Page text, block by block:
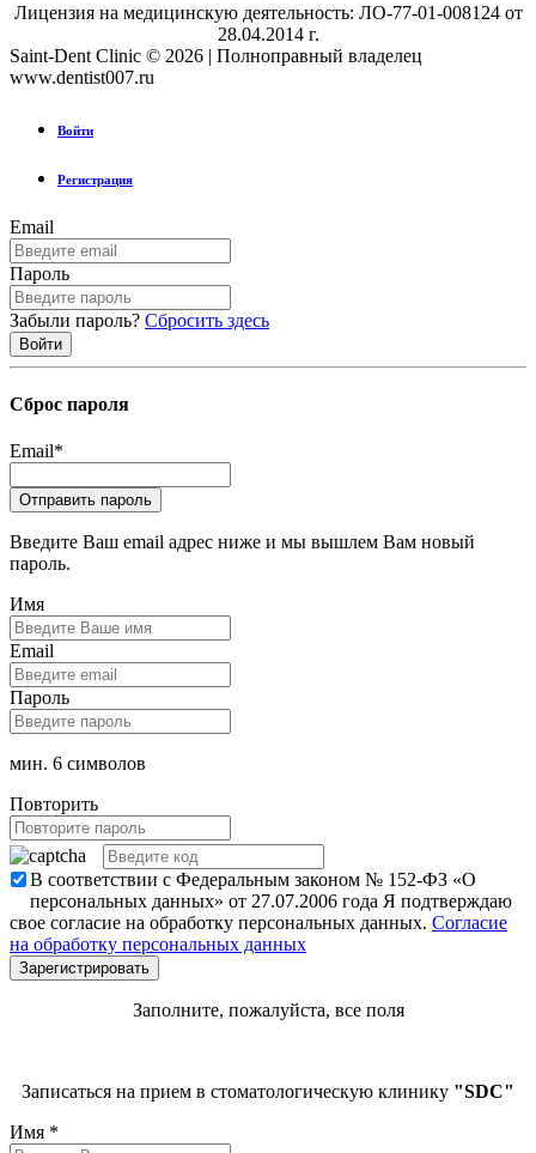
Лицензия на медицинскую деятельность: ЛО-77-01-008124 от
28.04.2014 г.
Saint-Dent Clinic © 2026 | Полноправный владелец
www.dentist007.ru
Войти
Регистрация
Email
Пароль
Забыли пароль? Сбросить здесь
Сброс пароля
Email*
Введите Ваш email адрес ниже и мы вышлем Вам новый
пароль.
Имя
Email
Пароль
мин. 6 символов
Повторить
В соответствии с Федеральным законом № 152-ФЗ «О
персональных данных» от 27.07.2006 года Я подтверждаю
свое согласие на обработку персональных данных. Согласие
на обработку персональных данных
Заполните, пожалуйста, все поля
Записаться на прием в стоматологическую клинику "SDC"
Имя *